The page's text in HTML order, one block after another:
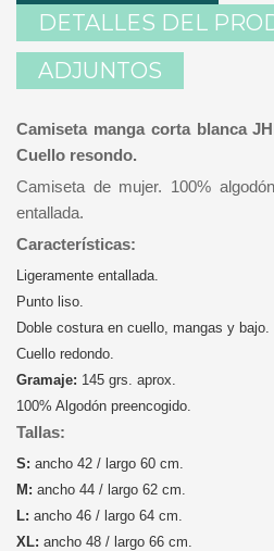
DETALLES DEL
ADJUNTOS
Camiseta manga corta blanca
Cuello resondo.
Camiseta de mujer. 100%
entallada.
Características:
Ligeramente entallada.
Punto liso.
Doble costura en cuello, mangas y bajo.
Cuello redondo.
Gramaje: 145 grs. aprox.
100% Algodón preencogido.
Tallas:
S: ancho 42 / largo 60 cm.
M: ancho 44 / largo 62 cm.
L: ancho 46 / largo 64 cm.
XL: ancho 48 / largo 66 cm.